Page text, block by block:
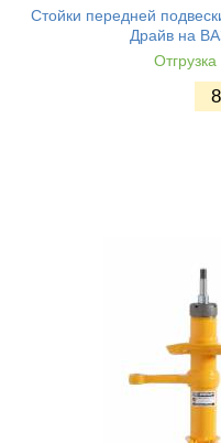
Стойки передней
Драйв на